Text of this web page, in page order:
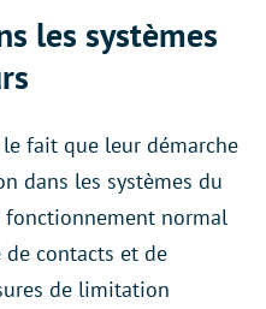
les systèmes
fait que leur démarche
dans les systèmes du
normal
contacts et de
de limitation